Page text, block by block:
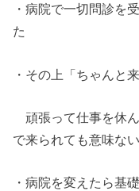
・病院で一切問診を
た
・その上「ちゃんと
頑張って仕事を休
で来られても意味な
・病院を変えたら基